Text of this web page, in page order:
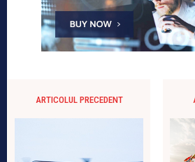
ARTICOLUL PRECEDENT